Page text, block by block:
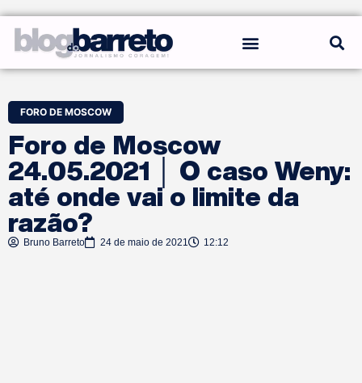
FORO DE MOSCOW
Foro de Moscow
24.05.2021 │ O caso Weny:
até onde vai o limite da
razão?
Bruno Barreto 24 de maio de 2021 12:12